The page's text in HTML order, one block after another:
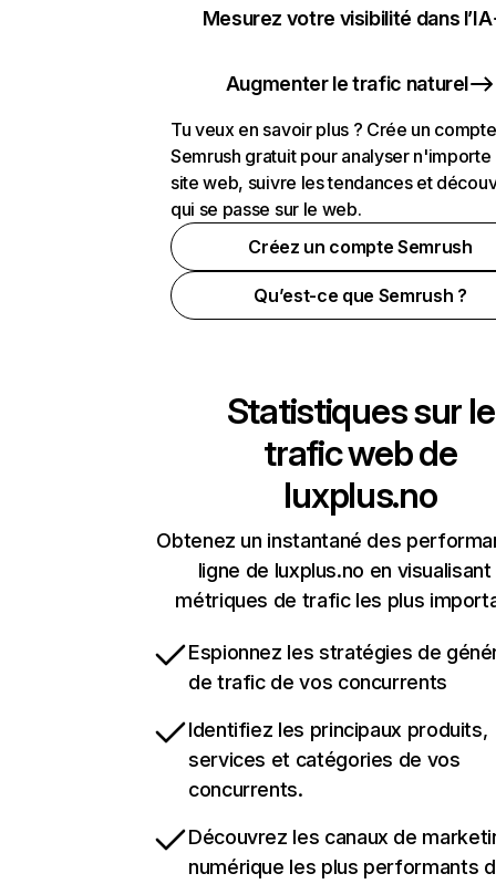
Mesurez votre visibilité dans l’IA
Augmenter le trafic naturel
Tu veux en savoir plus ? Crée un compte
Semrush gratuit pour analyser n'importe
site web, suivre les tendances et
qui se passe sur le web.
Créez un compte Semrush
Qu’est-ce que Semrush ?
Statistiques sur le
trafic web de
luxplus.no
Obtenez un instantané des
ligne de luxplus.no en visualisant
métriques de trafic les plus
Espionnez les stratégies de
de trafic de vos concurrents
Identifiez les principaux produits,
services et catégories de vos
concurrents.
Découvrez les canaux de
numérique les plus performants